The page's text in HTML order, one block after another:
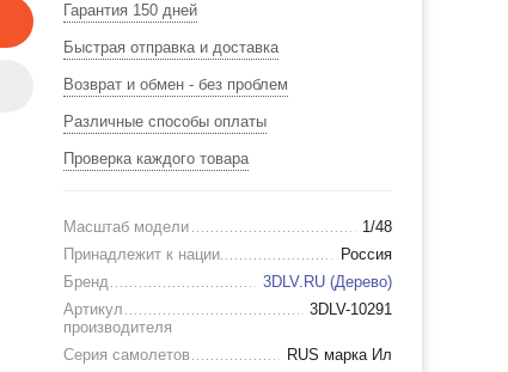
Гарантия 150 дней
Быстрая отправка и доставка
Возврат и обмен - без проблем
Различные способы оплаты
Проверка каждого товара
Масштаб модели
1/48
Принадлежит к нации
Россия
Бренд
3DLV.RU (Дерево)
Артикул
производителя
3DLV-10291
Серия самолетов
RUS марка Ил